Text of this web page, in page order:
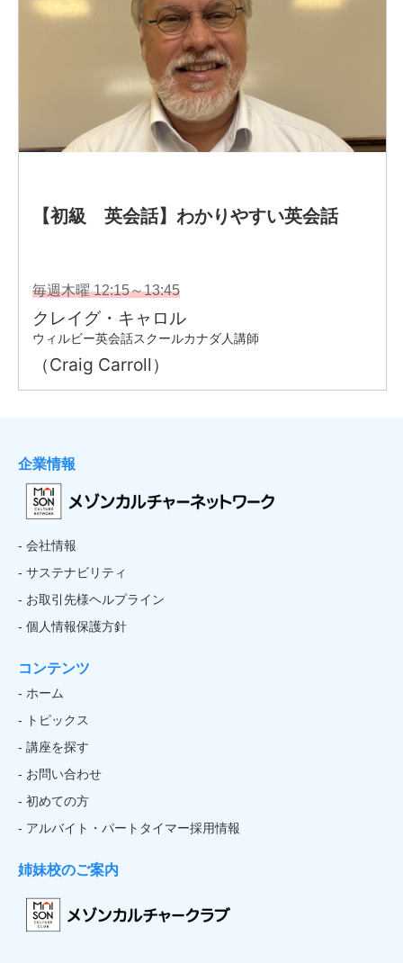
企業情報
- 会社情報
- サステナビリティ
- お取引先様ヘルプライン
- 個人情報保護方針
コンテンツ
- ホーム
- トピックス
- 講座を探す
- お問い合わせ
- 初めての方
- アルバイト・パートタイマー採用情報
姉妹校のご案内